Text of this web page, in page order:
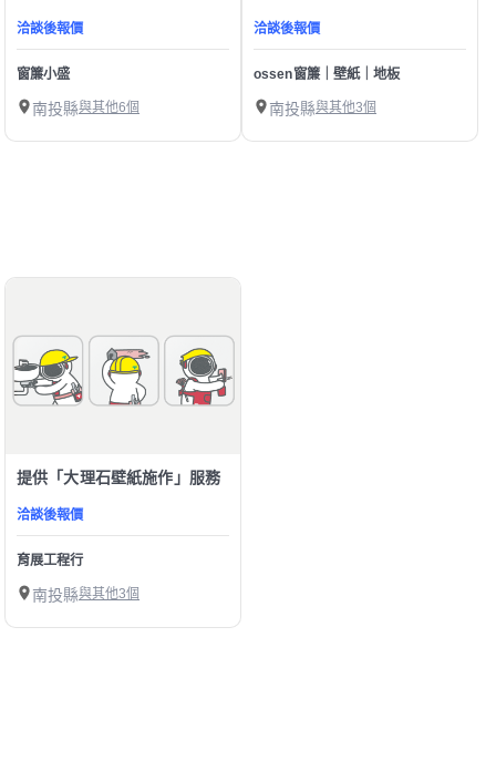
洽談後報價
窗簾小盛
南投縣與其他6個
洽談後報價
ossen窗簾｜壁紙｜地板
南投縣與其他3個
提供「大理石壁紙施作」服務
洽談後報價
育展工程行
南投縣與其他3個